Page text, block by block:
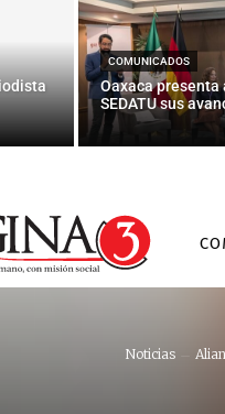
COMUNICADOS
Oaxaca presenta
SEDATU sus
Noticias